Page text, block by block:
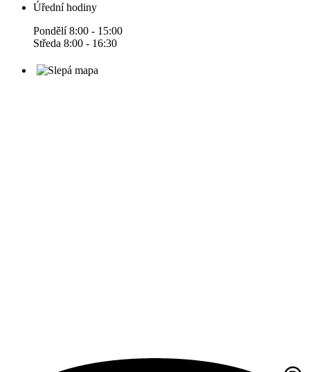
Úřední hodiny
Pondělí 8:00 - 15:00
Středa 8:00 - 16:30